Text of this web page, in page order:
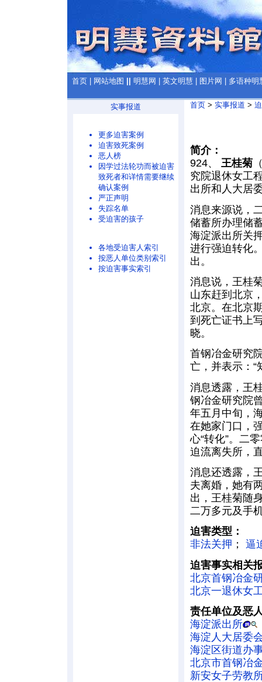
首页 网站地图 明慧网 英文明慧 图片网 多语种明
实事报道
更多迫害案例
迫害致死案例
恶人榜
因学过法轮功而被迫害
致死者和详情需要继续
确认案例
严正声明
失踪名单
受迫害的孩子
各地受迫害人索引
按恶人单位类别索引
按迫害事实索引
首页 > 实事报道 >
简介：
924、
王桂菊
究院退休女工
出所和人大居
消息来源说，
储蓄所办理储
海淀派出所关
进行强迫转化
出。
消息说，王桂
山东赶到北京
北京。在北京
到死亡证书上
晓。
首钢冶金研究
亡，并表示：“
消息透露，王
钢冶金研究院
年五月中旬，
在她家门口，
心“转化”。二
迫流离失所，
消息还透露，
夫离婚，她有
出，王桂菊随
二万多元及手
迫害类型：
非法关押 ； 逼
迫害事实相关
北京首钢冶金
北京一退休女
责任单位及恶
海淀派出所
海淀人大居委
海淀区街道办
北京市首钢冶
新安女子劳教